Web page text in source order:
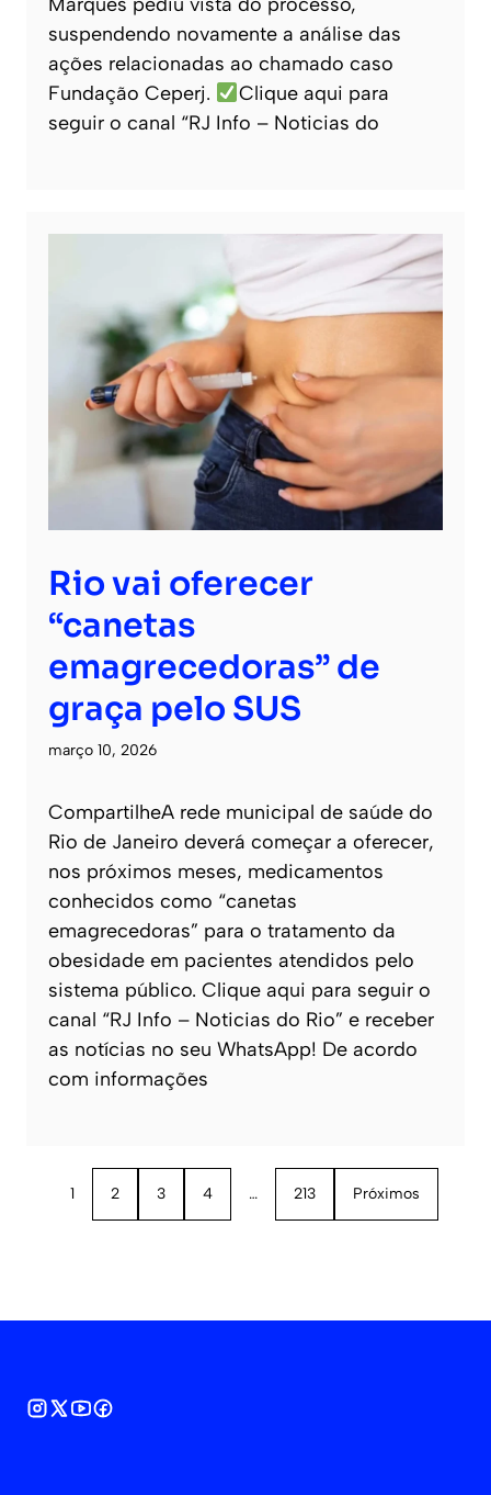
suspendendo novamente a análise das
ações relacionadas ao chamado caso
Fundação Ceperj.
Clique aqui para
seguir o canal “RJ Info – Noticias do
Rio vai oferecer
“canetas
emagrecedoras” de
graça pelo SUS
março 10, 2026
CompartilheA rede municipal de saúde do
Rio de Janeiro deverá começar a oferecer,
nos próximos meses, medicamentos
conhecidos como “canetas
emagrecedoras” para o tratamento da
obesidade em pacientes atendidos pelo
sistema público. Clique aqui para seguir o
canal “RJ Info – Noticias do Rio” e receber
as notícias no seu WhatsApp! De acordo
com informações
1 2 3 4 … 213 Próximos